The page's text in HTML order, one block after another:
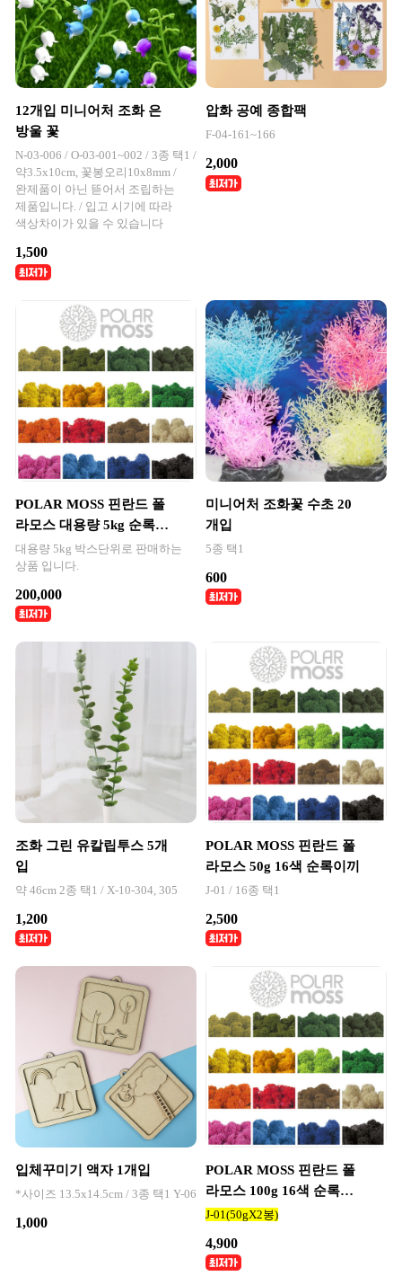
12개입 미니어처 조화 은
방울 꽃
N-03-006 / O-03-001~002 / 3종 택1 /
약3.5x10cm, 꽃봉오리10x8mm /
완제품이 아닌 뜯어서 조립하는
제품입니다. / 입고 시기에 따라
색상차이가 있을 수 있습니다
1,500
압화 공예 종합팩
F-04-161~166
2,000
POLAR MOSS 핀란드 폴
라모스 대용량 5kg 순록이
끼
대용량 5kg 박스단위로 판매하는
상품 입니다.
200,000
미니어처 조화꽃 수초 20
개입
5종 택1
600
조화 그린 유칼립투스 5개
입
약 46cm 2종 택1 / X-10-304, 305
1,200
POLAR MOSS 핀란드 폴
라모스 50g 16색 순록이끼
J-01 / 16종 택1
2,500
입체꾸미기 액자 1개입
*사이즈 13.5x14.5cm / 3종 택1 Y-06
1,000
POLAR MOSS 핀란드 폴
라모스 100g 16색 순록이
끼
J-01(50gX2봉)
4,900